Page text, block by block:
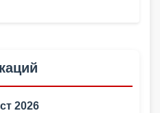
2026